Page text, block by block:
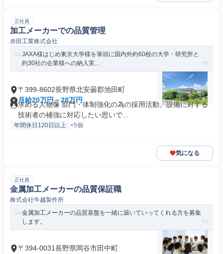
正社員
加工メーカーでの品質管理
赤田工業株式会社
JAXA様はじめ東京大学様を筆頭に国内外約60校の大学・研究所と
約30社の企業様への納入実...
〒399-8602長野県北安曇郡池田町
月給20万円～28万円
求める人物像 部門・体制強化の為の採用活動。設備に対する
技術者の補強に対応したい思いで...
年間休日120日以上 +5個
気になる
正社員
金属加工メーカーの品質保証職
株式会社牛越製作所
金属加工メーカーの品質基盤を一緒に築いていってくれる方を募集
します。
〒394-0031長野県岡谷市田中町